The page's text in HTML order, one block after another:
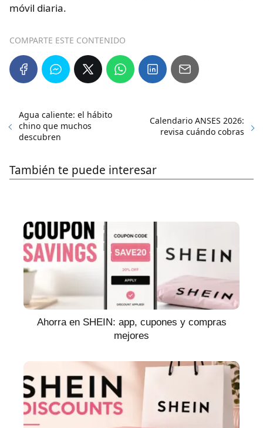
móvil diaria.
COMPARTE ESTE CONTENIDO
Agua caliente: el hábito
chino que muchos
descubren
Calendario ANSES 2026:
revisa cuándo cobras
También te puede interesar
Ahorra en SHEIN: app, cupones y compras
mejores